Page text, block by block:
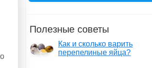
Полезные советы
Как и сколько варить
перепелиные яйца?